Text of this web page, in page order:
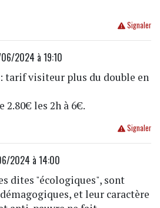
Signaler
2024 à 19:10
: tarif visiteur plus du double en
2.80€ les 2h à 6€.
Signaler
2024 à 14:00
dites "écologiques", sont
et leur caractère